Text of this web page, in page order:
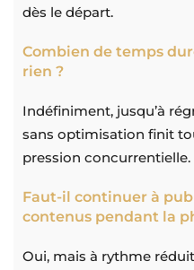
dès le départ.
Combien de temps
rien ?
Indéfiniment, jusqu’à
sans optimisation finit
pression concurrentielle.
Faut-il continuer à
contenus pendant la
Oui, mais à rythme